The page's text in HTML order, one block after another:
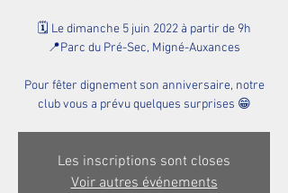
🗓 Le dimanche 5 juin 2022 à partir de 9h
📍Parc du Pré-Sec, Migné-Auxances
Pour fêter dignement son anniversaire, notre
club vous a prévu quelques surprises 😁
Les inscriptions sont closes
Voir autres événements